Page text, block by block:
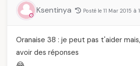
Ksentinya Posté le 11 Mar 2015 à
Oranaise 38 : je peut pas t'aider
avoir des réponses